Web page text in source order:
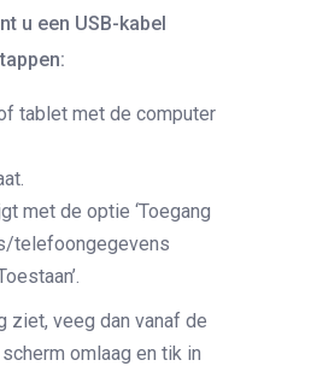
u een USB-kabel
tablet met de computer
met de optie ‘Toegang
telefoongegevens
ziet, veeg dan vanaf de
omlaag en tik in